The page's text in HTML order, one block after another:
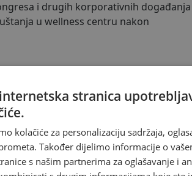
i drugih korporativnih događanja
u wellness centru nakon
okolina
proslave
stranica
kolačiće za personalizaciju sadržaja,
Također dijelimo informacije o
s našim partnerima za oglašavanje i